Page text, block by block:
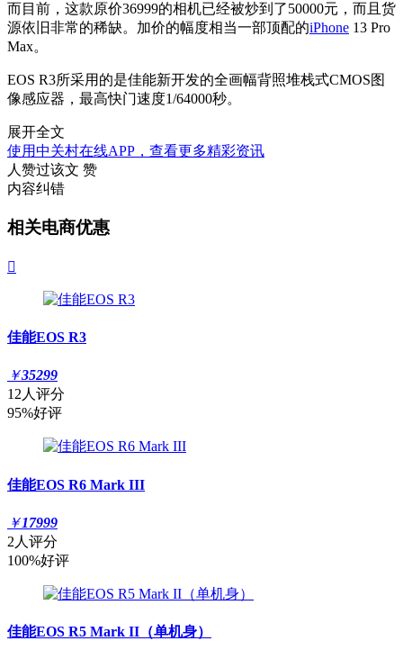
而目前，这款原价36999的相机已经被炒到了50000元，而且货
源依旧非常的稀缺。加价的幅度相当一部顶配的iPhone 13 Pro
Max。
EOS R3所采用的是佳能新开发的全画幅背照堆栈式CMOS图
像感应器，最高快门速度1/64000秒。
展开全文
使用中关村在线APP，查看更多精彩资讯
人赞过该文 赞
内容纠错
相关电商优惠

佳能EOS R3
￥35299
12人评分
95%好评
佳能EOS R6 Mark III
￥17999
2人评分
100%好评
佳能EOS R5 Mark II（单机身）